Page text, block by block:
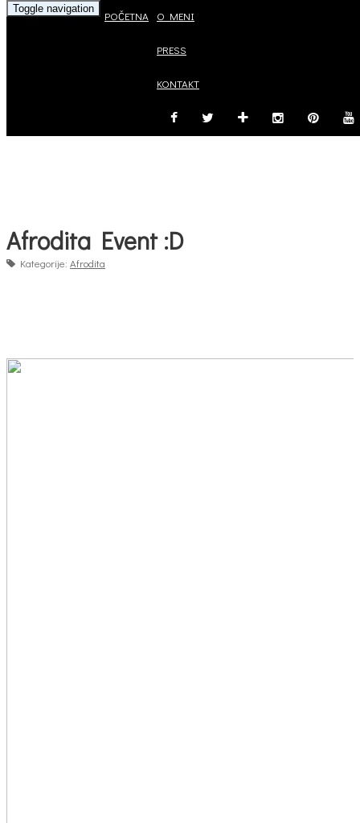
Toggle navigation
POČETNA O MENI
PRESS
KONTAKT
Afrodita Event :D
Kategorije: Afrodita